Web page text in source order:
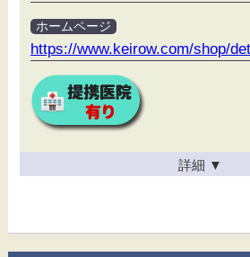
ホームページ
https://www.keirow.com/shop/
詳細 ▼